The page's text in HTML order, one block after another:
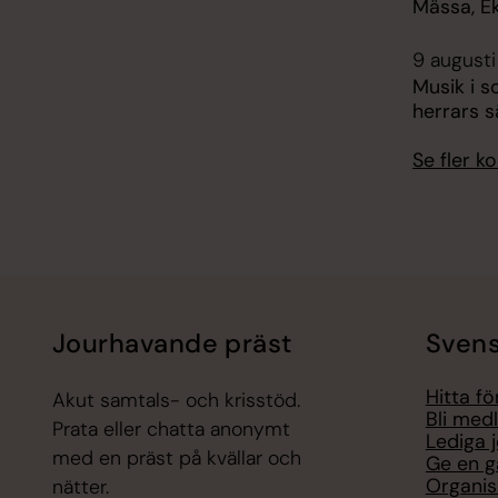
Mässa,
9
Musik i
herrars
Se fler
Jourhavande präst
Akut samtals- och krisstöd.
Prata eller chatta anonymt
med en präst på kvällar och
nätter.
Hitta
Bli
Lediga
Ge en